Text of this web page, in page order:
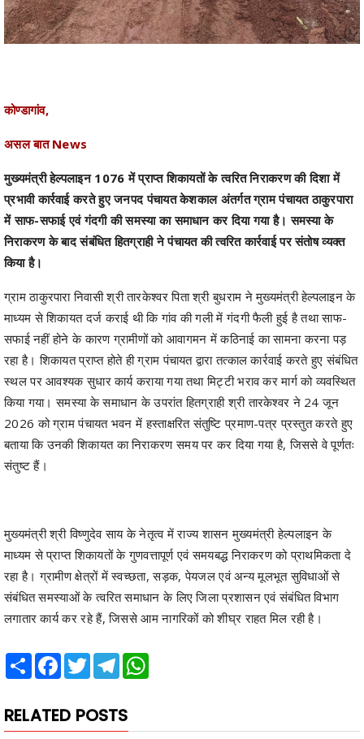
प्रभावी कार्रवाई करते हुए जनपद पंचायत केशकाल अंतर्गत ग्राम पंचायत ठाकुरपारा
में साफ-सफाई एवं गंदगी की समस्या का समाधान कर दिया गया है। समस्या के
निराकरण के बाद संबंधित हितग्राही ने पंचायत की त्वरित कार्रवाई पर संतोष व्यक्त
किया है।
ग्राम ठाकुरपारा निवासी श्री तारकेश्वर पिता श्री बुधराम ने मुख्यमंत्री हेल्पलाइन के
माध्यम से शिकायत दर्ज कराई थी कि गांव की गली में गंदगी फैली हुई है तथा साफ-
सफाई नहीं होने के कारण ग्रामीणों को आवागमन में कठिनाई का सामना करना पड़
रहा है। शिकायत प्राप्त होते ही ग्राम पंचायत द्वारा तत्काल कार्रवाई करते हुए संबंधित
स्थल पर आवश्यक सुधार कार्य कराया गया तथा मिट्टी भराव कर मार्ग को व्यवस्थित
किया गया। समस्या के समाधान के उपरांत हितग्राही श्री तारकेश्वर ने 24 जून
2026 को ग्राम पंचायत भवन में हस्ताक्षरित संतुष्टि प्रमाण-पत्र प्रस्तुत करते हुए
बताया कि उनकी शिकायत का निराकरण समय पर कर दिया गया है, जिससे वे पूर्णतः
संतुष्ट हैं।
रहा है। ग्रामीण क्षेत्रों में स्वच्छता, सड़क, पेयजल एवं अन्य मूलभूत सुविधाओं से
संबंधित समस्याओं के त्वरित समाधान के लिए जिला प्रशासन एवं संबंधित विभाग
लगातार कार्य कर रहे हैं, जिससे आम नागरिकों को शीघ्र राहत मिल रही है।
Share FacebookTwitterTelegramWhatsApp
RELATED POSTS